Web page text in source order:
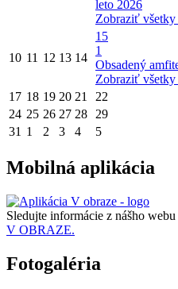
leto 2026
Zobraziť všetky
10 11 12 13 14
15
1
Obsadený
Zobraziť všetky
17 18 19 20 21 22
24 25 26 27 28 29
31 1 2 3 4 5
Mobilná aplikácia
Sledujte informácie z nášho
V OBRAZE.
Fotogaléria